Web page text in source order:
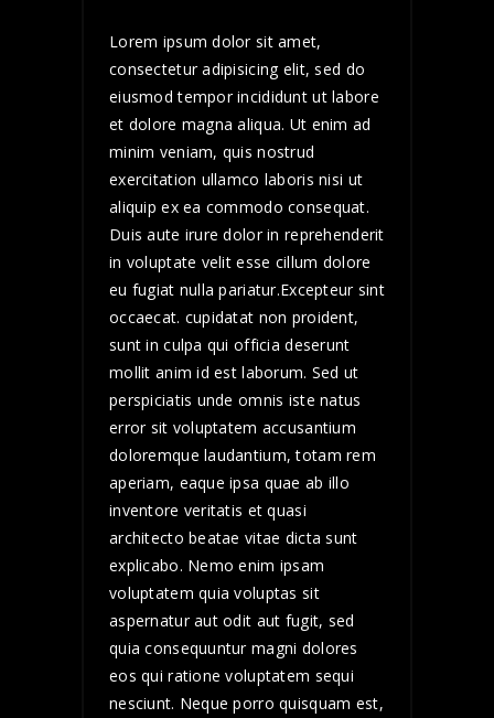
Lorem ipsum dolor sit amet,
consectetur adipisicing elit, sed do
eiusmod tempor incididunt ut labore
et dolore magna aliqua. Ut enim ad
minim veniam, quis nostrud
exercitation ullamco laboris nisi ut
aliquip ex ea commodo consequat.
Duis aute irure dolor in reprehenderit
in voluptate velit esse cillum dolore
eu fugiat nulla pariatur.Excepteur sint
occaecat. cupidatat non proident,
sunt in culpa qui officia deserunt
mollit anim id est laborum. Sed ut
perspiciatis unde omnis iste natus
error sit voluptatem accusantium
doloremque laudantium, totam rem
aperiam, eaque ipsa quae ab illo
inventore veritatis et quasi
architecto beatae vitae dicta sunt
explicabo. Nemo enim ipsam
voluptatem quia voluptas sit
aspernatur aut odit aut fugit, sed
quia consequuntur magni dolores
eos qui ratione voluptatem sequi
nesciunt. Neque porro quisquam est,